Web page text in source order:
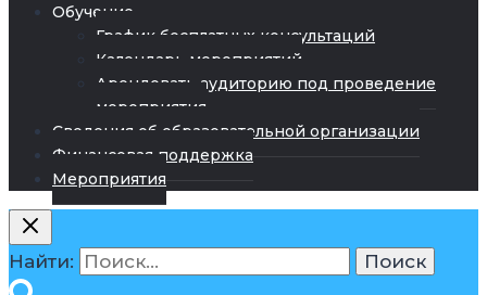
Обучение
График бесплатных консультаций
Календарь мероприятий
Арендовать аудиторию под проведение
мероприятия
Сведения об образовательной организации
Финансовая поддержка
Мероприятия
Найти: